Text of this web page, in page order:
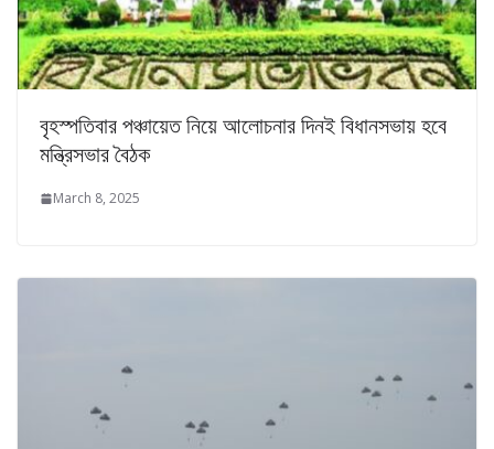
বৃহস্পতিবার পঞ্চায়েত নিয়ে আলোচনার দিনই বিধানসভায় হবে
মন্ত্রিসভার বৈঠক
March 8, 2025